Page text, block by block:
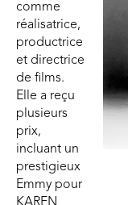
comme
réalisatrice,
productrice
et directrice
de films.
Elle a reçu
plusieurs
prix,
incluant un
prestigieux
Emmy pour